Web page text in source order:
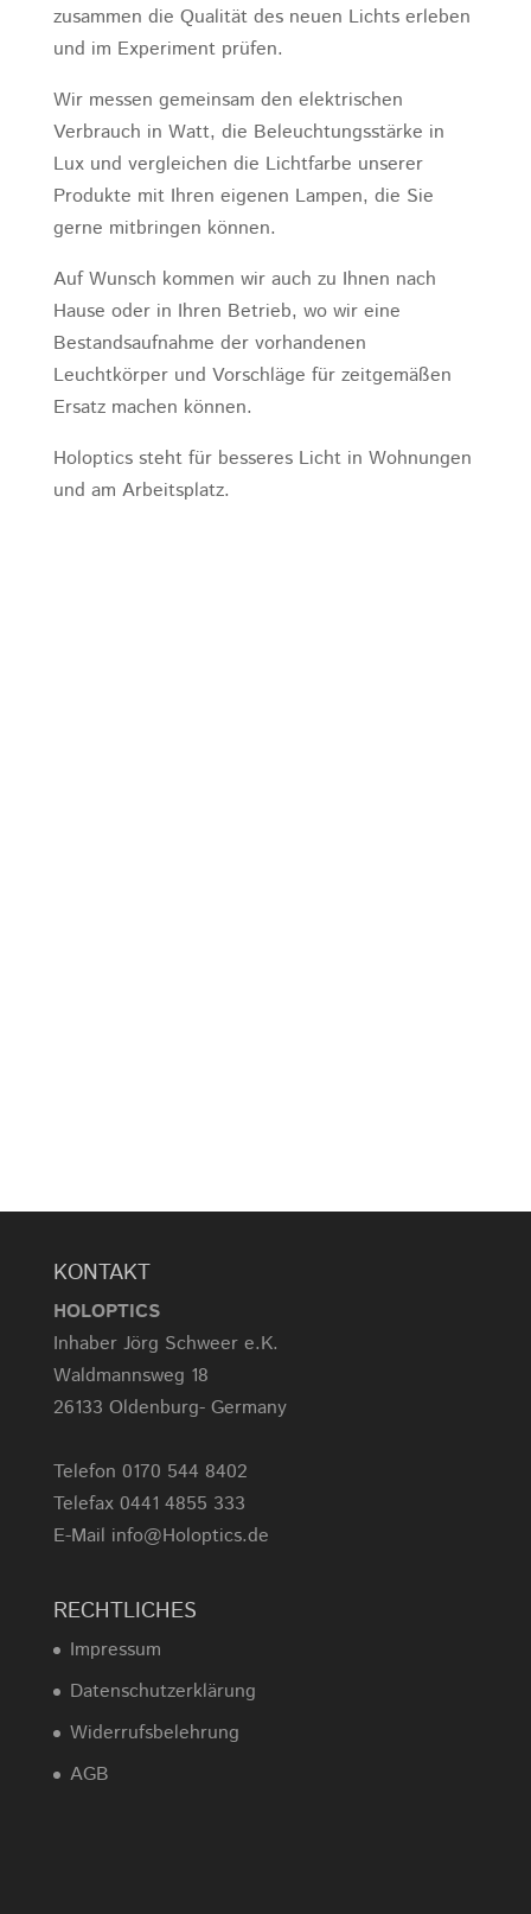
zusammen die Qualität des neuen Lichts erleben
und im Experiment prüfen.
Wir messen gemeinsam den elektrischen
Verbrauch in Watt, die Beleuchtungsstärke in
Lux und vergleichen die Lichtfarbe unserer
Produkte mit Ihren eigenen Lampen, die Sie
gerne mitbringen können.
Auf Wunsch kommen wir auch zu Ihnen nach
Hause oder in Ihren Betrieb, wo wir eine
Bestandsaufnahme der vorhandenen
Leuchtkörper und Vorschläge für zeitgemäßen
Ersatz machen können.
Holoptics steht für besseres Licht in Wohnungen
und am Arbeitsplatz.
KONTAKT
HOLOPTICS
Inhaber Jörg Schweer e.K.
Waldmannsweg 18
26133 Oldenburg- Germany
Telefon 0170 544 8402
Telefax 0441 4855 333
E-Mail info@Holoptics.de
RECHTLICHES
Impressum
Datenschutzerklärung
Widerrufsbelehrung
AGB